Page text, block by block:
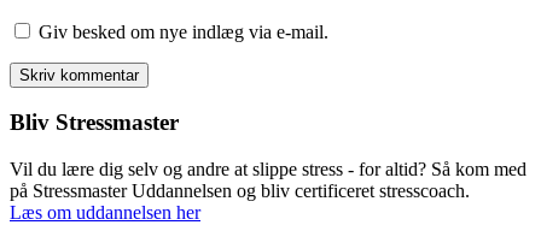
Giv besked om nye indlæg via e-mail.
Bliv Stressmaster
Vil du lære dig selv og andre at slippe stress - for altid? Så kom med
på Stressmaster Uddannelsen og bliv certificeret stresscoach.
Læs om uddannelsen her